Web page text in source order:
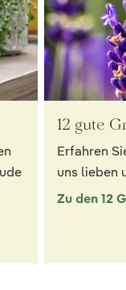
12 gute
Erfahren
uns lieben
Zu den 12